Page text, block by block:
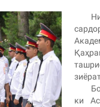
ки